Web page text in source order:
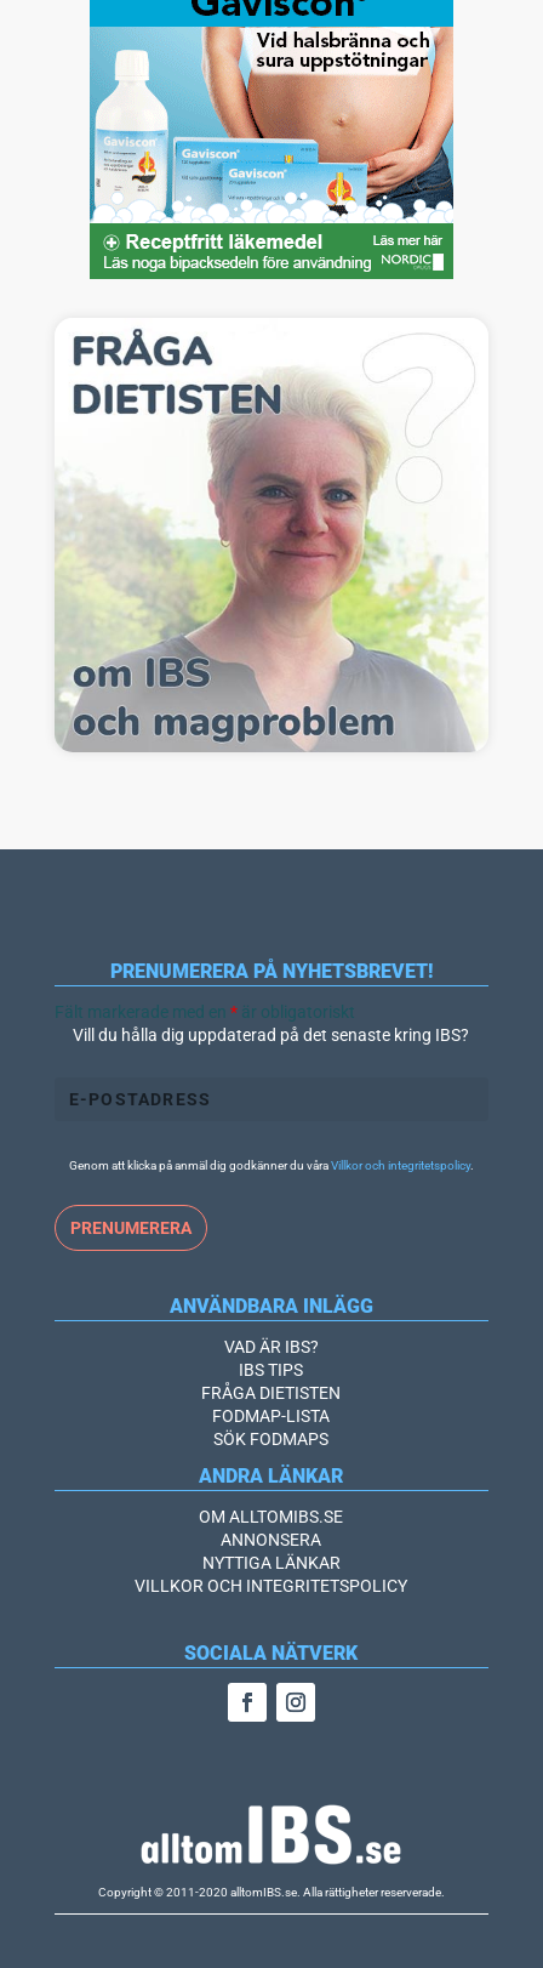
PRENUMERERA PÅ NYHETSBREVET!
Fält markerade med en *är obligatoriskt
Vill du hålla dig uppdaterad på det senaste kring IBS?
Genom att klicka på anmäl dig godkänner du våraVillkor och integritetspolicy.
ANVÄNDBARA INLÄGG
VAD ÄR IBS?
IBS TIPS
FRÅGA DIETISTEN
FODMAP-LISTA
SÖK FODMAPS
ANDRA LÄNKAR
OM ALLTOMIBS.SE
ANNONSERA
NYTTIGA LÄNKAR
VILLKOR OCH INTEGRITETSPOLICY
SOCIALA NÄTVERK
Copyright © 2011-2020 alltomIBS.se. Alla rättigheter reserverade.